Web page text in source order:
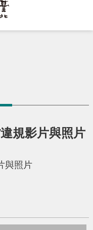
規影片與照片
與照片